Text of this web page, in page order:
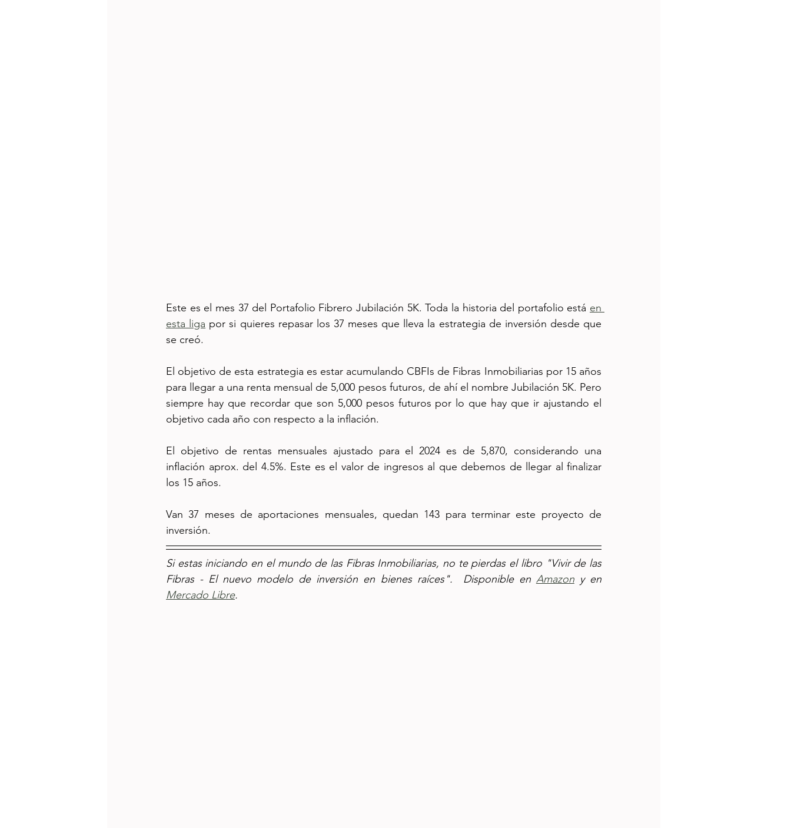
Este es el mes 37 del Portafolio Fibrero Jubilación 5K. Toda la historia del portafolio está en
esta liga por si quieres repasar los 37 meses que lleva la estrategia de inversión desde que
se creó.
El objetivo de esta estrategia es estar acumulando CBFIs de Fibras Inmobiliarias por 15 años
para llegar a una renta mensual de 5,000 pesos futuros, de ahí el nombre Jubilación 5K. Pero
siempre hay que recordar que son 5,000 pesos futuros por lo que hay que ir ajustando el
objetivo cada año con respecto a la inflación.
El objetivo de rentas mensuales ajustado para el 2024 es de 5,870, considerando una
inflación aprox. del 4.5%. Este es el valor de ingresos al que debemos de llegar al finalizar
los 15 años.
Van 37 meses de aportaciones mensuales, quedan 143 para terminar este proyecto de
inversión.
Si estas iniciando en el mundo de las Fibras Inmobiliarias, no te pierdas el libro "Vivir de las
Fibras - El nuevo modelo de inversión en bienes raíces".  Disponible en Amazon
Mercado Libre.